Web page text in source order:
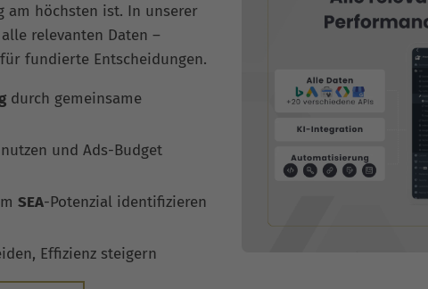
am höchsten ist. In unserer
relevanten Daten –
fundierte Entscheidungen.
durch gemeinsame
und Ads-Budget
SEA-Potenzial identifizieren
Effizienz steigern